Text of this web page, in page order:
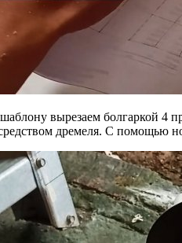
вырезаем болгаркой
дремеля. С помощью